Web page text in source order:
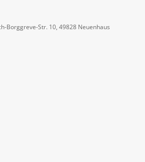
Borggreve-Str. 10, 49828 Neuenhaus